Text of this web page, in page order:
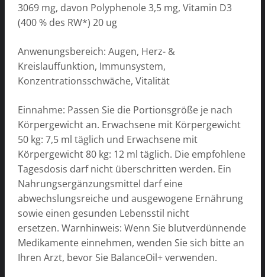
3069 mg, davon Polyphenole 3,5 mg, Vitamin D3
(400 % des RW*) 20 ug
Anwenungsbereich: Augen, Herz- &
Kreislauffunktion, Immunsystem,
Konzentrationsschwäche, Vitalität
Einnahme: Passen Sie die Portionsgröße je nach
Körpergewicht an. Erwachsene mit Körpergewicht
50 kg: 7,5 ml täglich und Erwachsene mit
Körpergewicht 80 kg: 12 ml täglich. Die empfohlene
Tagesdosis darf nicht überschritten werden. Ein
Nahrungsergänzungsmittel darf eine
abwechslungsreiche und ausgewogene Ernährung
sowie einen gesunden Lebensstil nicht
ersetzen. Warnhinweis: Wenn Sie blutverdünnende
Medikamente einnehmen, wenden Sie sich bitte an
Ihren Arzt, bevor Sie BalanceOil+ verwenden.